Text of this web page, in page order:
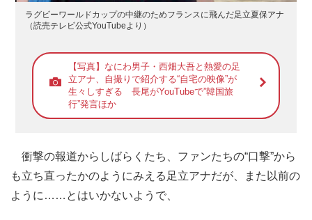
ラグビーワールドカップの中継のためフランスに飛んだ足立夏保アナ
（読売テレビ公式YouTubeより）
【写真】なにわ男子・西畑大吾と熱愛の足
立アナ、自撮りで紹介する“自宅の映像”が
生々しすぎる 長尾がYouTubeで”韓国旅
行”発言ほか
衝撃の報道からしばらくたち、ファンたちの“口撃”から
も立ち直ったかのようにみえる足立アナだが、また以前の
ように……とはいかないようで、